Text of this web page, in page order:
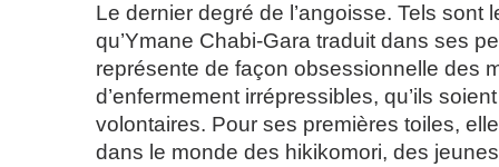
Le dernier degré de l’angoisse. Tels sont
qu’Ymane Chabi-Gara traduit dans ses
représente de façon obsessionnelle des
d’enfermement irrépressibles, qu’ils
volontaires. Pour ses premières toiles,
dans le monde des hikikomori, des